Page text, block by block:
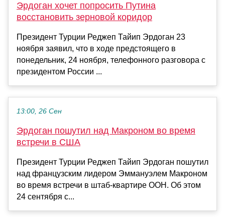
Эрдоган хочет попросить Путина
восстановить зерновой коридор
Президент Турции Реджеп Тайип Эрдоган 23
ноября заявил, что в ходе предстоящего в
понедельник, 24 ноября, телефонного разговора с
президентом России ...
13:00, 26 Сен
Эрдоган пошутил над Макроном во время
встречи в США
Президент Турции Реджеп Тайип Эрдоган пошутил
над французским лидером Эммануэлем Макроном
во время встречи в штаб-квартире ООН. Об этом
24 сентября с...